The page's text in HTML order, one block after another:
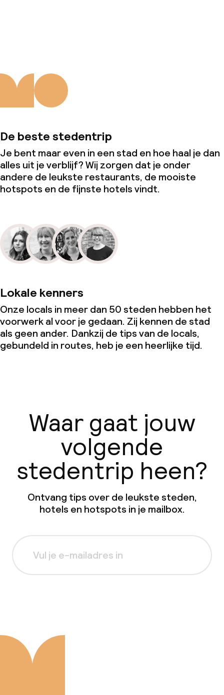
De beste stedentrip
Je bent maar even in een stad en hoe haal je dan
alles uit je verblijf? Wij zorgen dat je onder
andere de leukste restaurants, de mooiste
hotspots en de fijnste hotels vindt.
Lokale kenners
Onze locals in meer dan 50 steden hebben het
voorwerk al voor je gedaan. Zij kennen de stad
als geen ander. Dankzij de tips van de locals,
gebundeld in routes, heb je een heerlijke tijd.
Waar gaat jouw
volgende
stedentrip heen?
Ontvang tips over de leukste steden,
hotels en hotspots in je mailbox.